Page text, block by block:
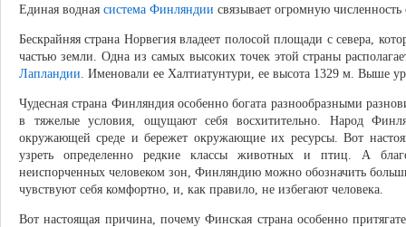
Единая водная система Финляндии связывает огромную численность
Бескрайняя страна Норвегия владеет полосой площади с севера,
частью земли. Одна из самых высоких точек этой страны
Лапландии. Именовали ее Халтиатунтури, ее высота 1329 м. Выше
Чудесная страна Финляндия особенно богата разнообразными
в тяжелые условия, ощущают себя восхитительно. Народ
окружающей среде и бережет окружающие их ресурсы. Вот
узреть определенно редкие классы животных и птиц. А
неиспорченных человеком зон, Финляндию можно обозначить
чувствуют себя комфортно, и, как правило, не избегают человека.
Вот настоящая причина, почему Финская страна особенно